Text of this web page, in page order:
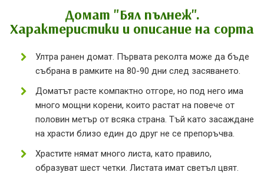
Домат "Бял пълнеж".
Характеристики и описание на сорта
Ултра ранен домат. Първата реколта може да бъде
събрана в рамките на 80-90 дни след засяването.
Доматът расте компактно отгоре, но под него има
много мощни корени, които растат на повече от
половин метър от всяка страна. Тъй като засаждане
на храсти близо един до друг не се препоръчва.
Храстите нямат много листа, като правило,
образуват шест четки. Листата имат светъл цвят.